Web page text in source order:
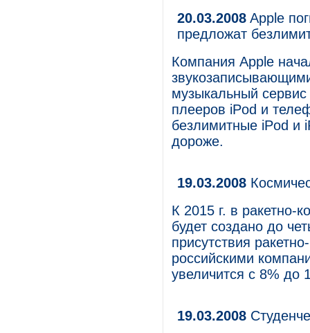
20.03.2008 Apple
предложат
Компания Apple
музыкальный
плееров iPod и
безлимитные iPod и
дороже.
19.03.2008
К 2015 г. в ракетно-
будет создано до
присутствия
российскими
увеличится с 8% до
19.03.2008